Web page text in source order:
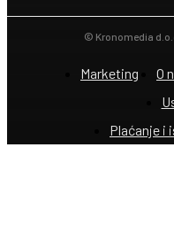
© Kronomedia
Marketing O
Plaćanje i